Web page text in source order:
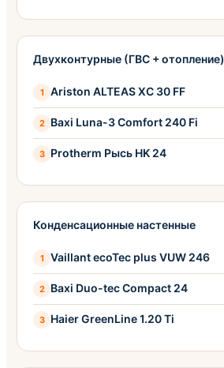
Двухконтурные (ГВС + отопление)
Ariston ALTEAS XC 30 FF
Baxi Luna-3 Comfort 240 Fi
Protherm Рысь HK 24
Конденсационные настенные
Vaillant ecoTec plus VUW 246
Baxi Duo-tec Compact 24
Haier GreenLine 1.20 Ti